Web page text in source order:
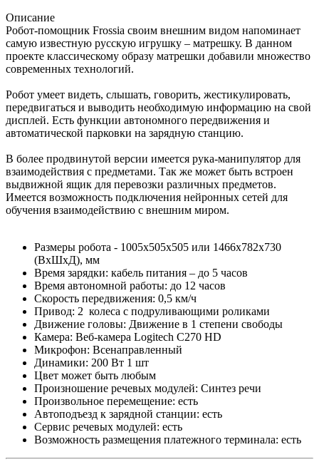
Описание
Робот-помощник Frossia своим внешним видом напоминает
самую известную русскую игрушку – матрешку. В данном
проекте классическому образу матрешки добавили множество
современных технологий.
Робот умеет видеть, слышать, говорить, жестикулировать,
передвигаться и выводить необходимую информацию на свой
дисплей. Есть функции автономного передвижения и
автоматической парковки на зарядную станцию.
В более продвинутой версии имеется рука-манипулятор для
взаимодействия с предметами. Так же может быть встроен
выдвижной ящик для перевозки различных предметов.
Имеется возможность подключения нейронных сетей для
обучения взаимодействию с внешним миром.
Размеры робота - 1005х505х505 или 1466х782х730
(ВхШхД), мм
Время зарядки: кабель питания – до 5 часов
Время автономной работы: до 12 часов
Скорость передвижения: 0,5 км/ч
Привод: 2 колеса с подруливающими роликами
Движение головы: Движение в 1 степени свободы
Камера: Веб-камера Logitech C270 HD
Микрофон: Всенаправленный
Динамики: 200 Вт 1 шт
Цвет может быть любым
Произношение речевых модулей: Синтез речи
Произвольное перемещение: есть
Автоподъезд к зарядной станции: есть
Сервис речевых модулей: есть
Возможность размещения платежного терминала: есть